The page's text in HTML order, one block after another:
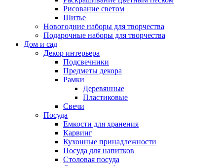
Рисование светом
Шитье
Новогодние наборы для творчества
Подарочные наборы для творчества
Дом и сад
Декор интерьера
Подсвечники
Предметы декора
Рамки
Деревянные
Пластиковые
Свечи
Посуда
Емкости для хранения
Карвинг
Кухонные принадлежности
Посуда для напитков
Столовая посуда